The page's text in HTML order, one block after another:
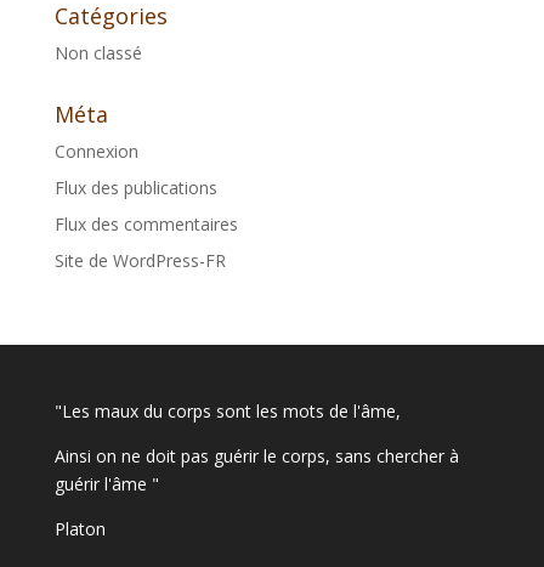
Catégories
Non classé
Méta
Connexion
Flux des publications
Flux des commentaires
Site de WordPress-FR
"Les maux du corps sont les mots de l'âme,
Ainsi on ne doit pas guérir le corps, sans chercher à
guérir l'âme "
Platon